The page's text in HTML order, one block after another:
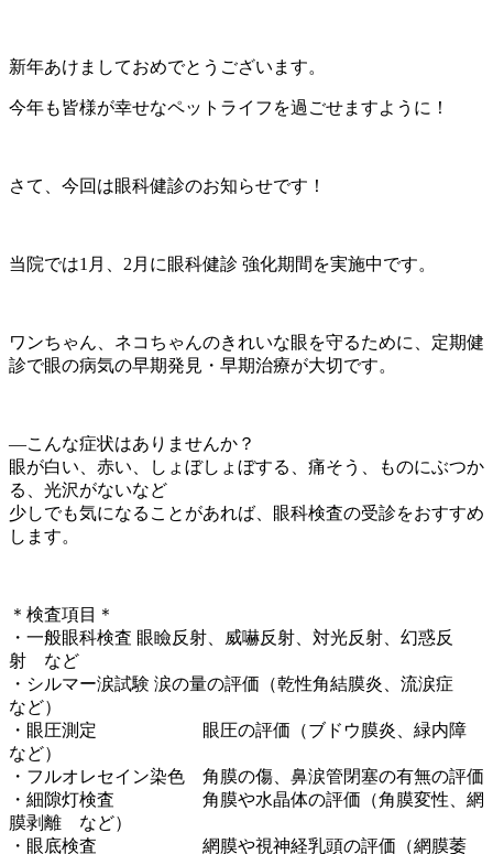
新年あけましておめでとうございます。
今年も皆様が幸せなペットライフを過ごせますように！
さて、今回は眼科健診のお知らせです！
当院では1月、2月に眼科健診 強化期間を実施中です。
ワンちゃん、ネコちゃんのきれいな眼を守るために、定期健
診で眼の病気の早期発見・早期治療が大切です。
―こんな症状はありませんか？
眼が白い、赤い、しょぼしょぼする、痛そう、ものにぶつか
る、光沢がないなど
少しでも気になることがあれば、眼科検査の受診をおすすめ
します。
＊検査項目＊
・一般眼科検査 眼瞼反射、威嚇反射、対光反射、幻惑反
射 など
・シルマー涙試験 涙の量の評価（乾性角結膜炎、流涙症
など）
・眼圧測定 眼圧の評価（ブドウ膜炎、緑内障
など）
・フルオレセイン染色 角膜の傷、鼻涙管閉塞の有無の評価
・細隙灯検査 角膜や水晶体の評価（角膜変性、網
膜剥離 など）
・眼底検査 網膜や視神経乳頭の評価（網膜萎